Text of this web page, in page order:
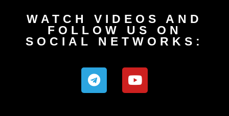
WATCH VIDEOS AND
FOLLOW US ON
SOCIAL NETWORKS: